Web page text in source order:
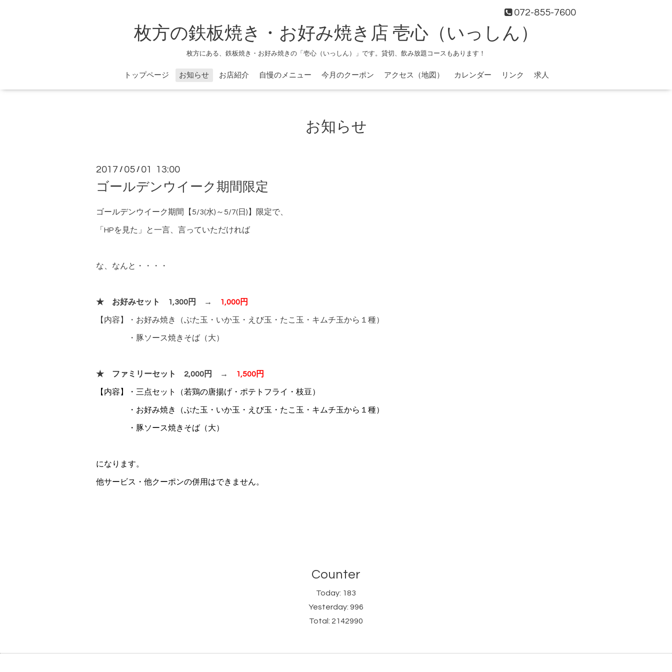
072-855-7600
枚方の鉄板焼き・お好み焼き店 壱心（いっしん）
枚方にある、鉄板焼き・お好み焼きの「壱心（いっしん）」です。貸切、飲み放題コースもあります！
トップページ お知らせ お店紹介 自慢のメニュー 今月のクーポン アクセス（地図） カレンダー リンク 求人
お知らせ
2017 / 05 / 01 13:00
ゴールデンウイーク期間限定
ゴールデンウイーク期間【5/3(水)～5/7(日)】限定で、
「HPを見た」と一言、言っていただければ
な、なんと・・・・
★ お好みセット 1,300円 → 1,000円
【内容】・お好み焼き（ぶた玉・いか玉・えび玉・たこ玉・キムチ玉から１種）
・豚ソース焼きそば（大）
★ ファミリーセット 2,000円 → 1,500円
【内容】・三点セット（若鶏の唐揚げ・ポテトフライ・枝豆）
・お好み焼き（ぶた玉・いか玉・えび玉・たこ玉・キムチ玉から１種）
・豚ソース焼きそば（大）
になります。
他サービス・他クーポンの併用はできません。
Counter
Today: 183
Yesterday: 996
Total: 2142990